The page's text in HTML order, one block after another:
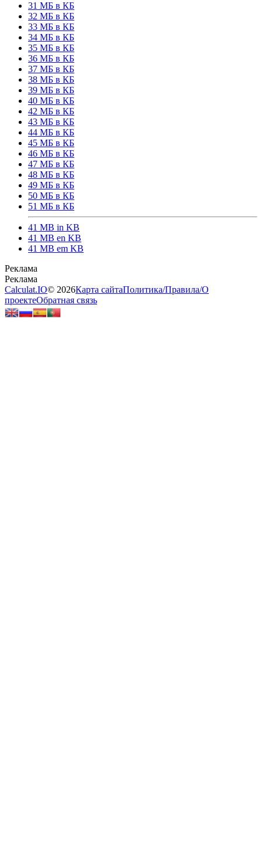
31 МБ в КБ
32 МБ в КБ
33 МБ в КБ
34 МБ в КБ
35 МБ в КБ
36 МБ в КБ
37 МБ в КБ
38 МБ в КБ
39 МБ в КБ
40 МБ в КБ
42 МБ в КБ
43 МБ в КБ
44 МБ в КБ
45 МБ в КБ
46 МБ в КБ
47 МБ в КБ
48 МБ в КБ
49 МБ в КБ
50 МБ в КБ
51 МБ в КБ
41 MB in KB
41 MB en KB
41 MB em KB
Calculat.IO© 2026Карта сайтаПолитика/Правила/О
проектеОбратная связь